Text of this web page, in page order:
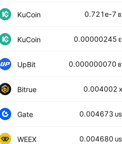
KuCoin 0.721e-7
KuCoin 0.00000245
UpBit 0.000000070
Bitrue 0.004002
Gate 0.004673
WEEX 0.004680